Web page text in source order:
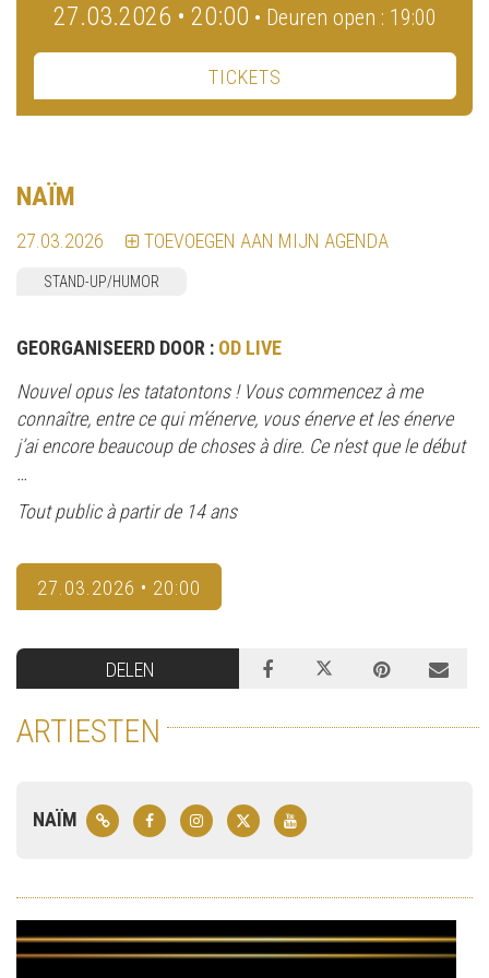
27.03.2026 • 20:00 • Deuren open : 19:00
TICKETS
NAÏM
27.03.2026 TOEVOEGEN AAN MIJN AGENDA
STAND-UP/HUMOR
GEORGANISEERD DOOR : OD LIVE
Nouvel opus les tatatontons ! Vous commencez à me
connaître, entre ce qui m’énerve, vous énerve et les énerve
j’ai encore beaucoup de choses à dire. Ce n’est que le début
…
Tout public à partir de 14 ans
27.03.2026 • 20:00
DELEN
ARTIESTEN
NAÏM